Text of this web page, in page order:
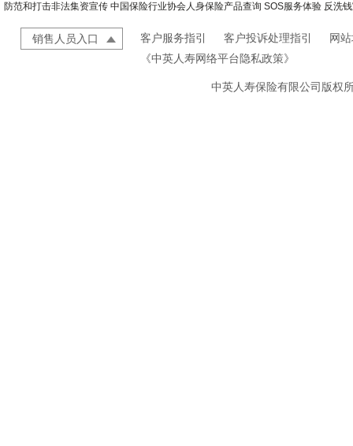
防范和打击非法集资宣传 中国保险行业协会人身保险产品查询 SOS服务体验 反洗
销售人员入口 客户服务指引 客户投诉处理指引
网
《中英人寿网络平台隐私政策》
中英人寿保险有限公司版权